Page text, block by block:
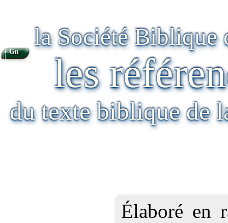
la Société Biblique
les
du texte biblique de
Élaboré en
Gn